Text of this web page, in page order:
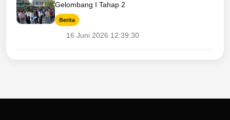
Gelombang I Tahap 2
Berita
16 Juni 2026 12:39:30